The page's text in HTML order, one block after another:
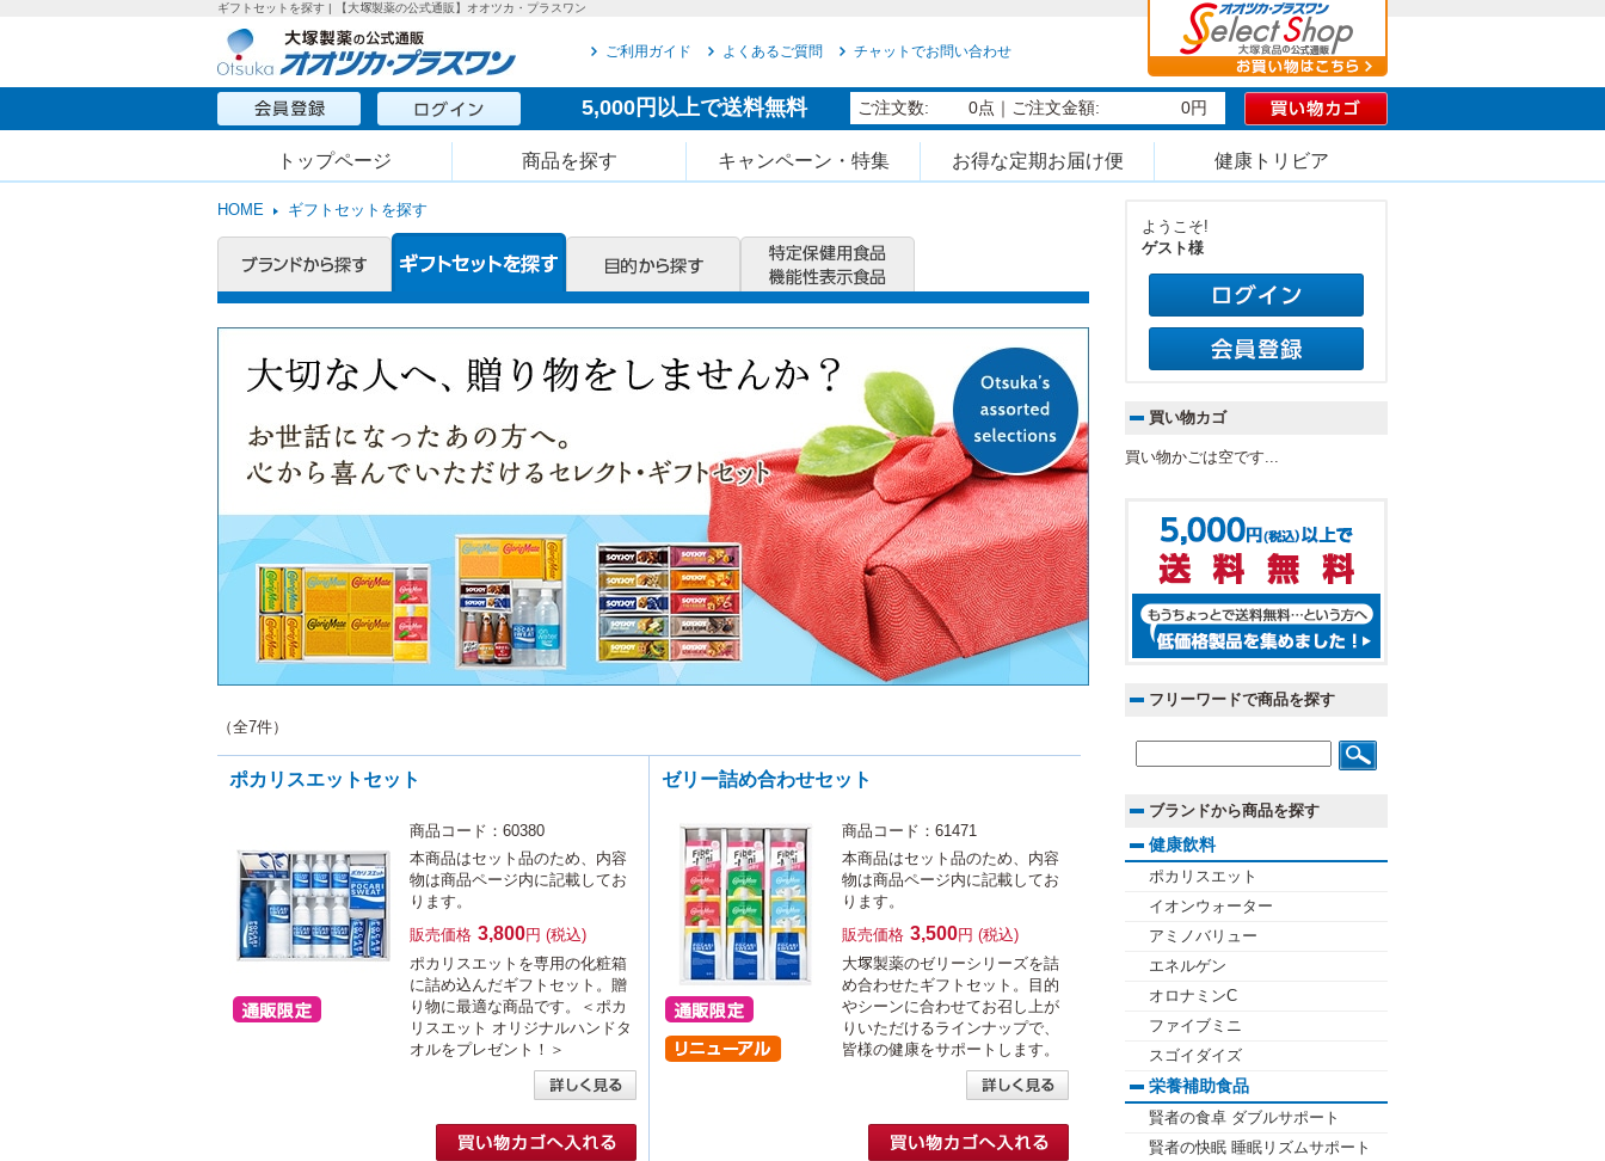
ギフトセットを探す | 【大塚製薬の公式通販】オオツカ・プラスワン
ご利用ガイド よくあるご質問 チャットでお問い合わせ
5,000円以上で送料無料 ご注文数: 0点 ｜ご注文金額: 0円
トップページ 商品を探す キャンペーン・特集 お得な定期お届け便 健康トリビア
HOME ギフトセットを探す
（全7件）
ポカリスエットセット
商品コード：60380
本商品はセット品のため、内容
物は商品ページ内に記載してお
ります。
販売価格 3,800円 (税込)
ポカリスエットを専用の化粧箱
に詰め込んだギフトセット。贈
り物に最適な商品です。＜ポカ
リスエット オリジナルハンドタ
オルをプレゼント！＞
ゼリー詰め合わせセット
商品コード：61471
本商品はセット品のため、内容
物は商品ページ内に記載してお
ります。
販売価格 3,500円 (税込)
大塚製薬のゼリーシリーズを詰
め合わせたギフトセット。目的
やシーンに合わせてお召し上が
りいただけるラインナップで、
皆様の健康をサポートします。
ようこそ!
ゲスト様
買い物カゴ
買い物かごは空です...
フリーワードで商品を探す
ブランドから商品を探す
健康飲料
ポカリスエット
イオンウォーター
アミノバリュー
エネルゲン
オロナミンC
ファイブミニ
スゴイダイズ
栄養補助食品
賢者の食卓 ダブルサポート
賢者の快眠 睡眠リズムサポート